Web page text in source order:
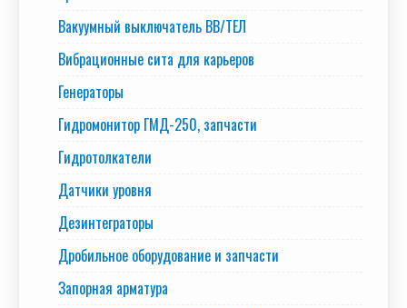
Вакуумный выключатель BB/TEЛ
Вибрационные сита для карьеров
Генераторы
Гидромонитор ГМД-250, запчасти
Гидротолкатели
Датчики уровня
Дезинтеграторы
Дробильное оборудование и запчасти
Запорная арматура